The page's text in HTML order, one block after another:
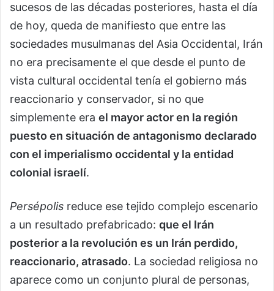
sucesos de las décadas posteriores, hasta el día
de hoy, queda de manifiesto que entre las
sociedades musulmanas del Asia Occidental, Irán
no era precisamente el que desde el punto de
vista cultural occidental tenía el gobierno más
reaccionario y conservador, si no que
simplemente era el mayor actor en la región
puesto en situación de antagonismo declarado
con el imperialismo occidental y la entidad
colonial israelí.
Persépolis reduce ese tejido complejo escenario
a un resultado prefabricado: que el Irán
posterior a la revolución es un Irán perdido,
reaccionario, atrasado. La sociedad religiosa no
aparece como un conjunto plural de personas,